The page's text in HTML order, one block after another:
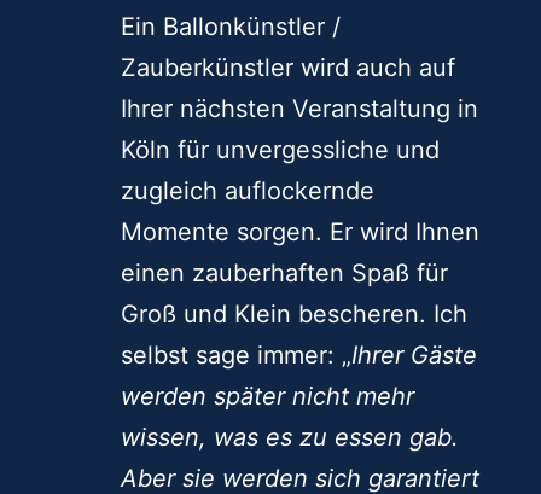
Ein Ballonkünstler /
Zauberkünstler wird auch auf
Ihrer nächsten Veranstaltung in
Köln für unvergessliche und
zugleich auflockernde
Momente sorgen. Er wird Ihnen
einen zauberhaften Spaß für
Groß und Klein bescheren. Ich
selbst sage immer: „Ihrer Gäste
werden später nicht mehr
wissen, was es zu essen gab.
Aber sie werden sich garantiert